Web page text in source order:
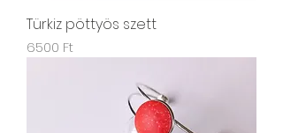
Türkiz pöttyös szett
Ár
6500 Ft